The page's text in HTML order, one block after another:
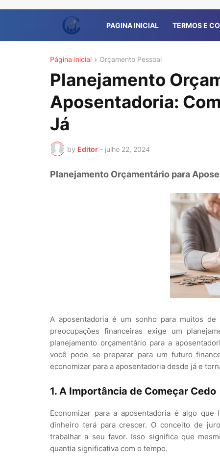
PAGINA INICIAL TERMOS E
Página inicial Orçamento Pessoal
Planejamento
Aposentadoria:
Já
by Editor - julho 22, 2024
Planejamento Orçamentário para
A aposentadoria é um sonho para muitos
preocupações financeiras exige um
planejamento orçamentário para a
você pode se preparar para um futuro
economizar para a aposentadoria desde já e
1. A Importância de Começar Cedo
Economizar para a aposentadoria é algo
dinheiro terá para crescer. O conceito de
trabalhar a seu favor. Isso significa que
quantia significativa com o tempo.